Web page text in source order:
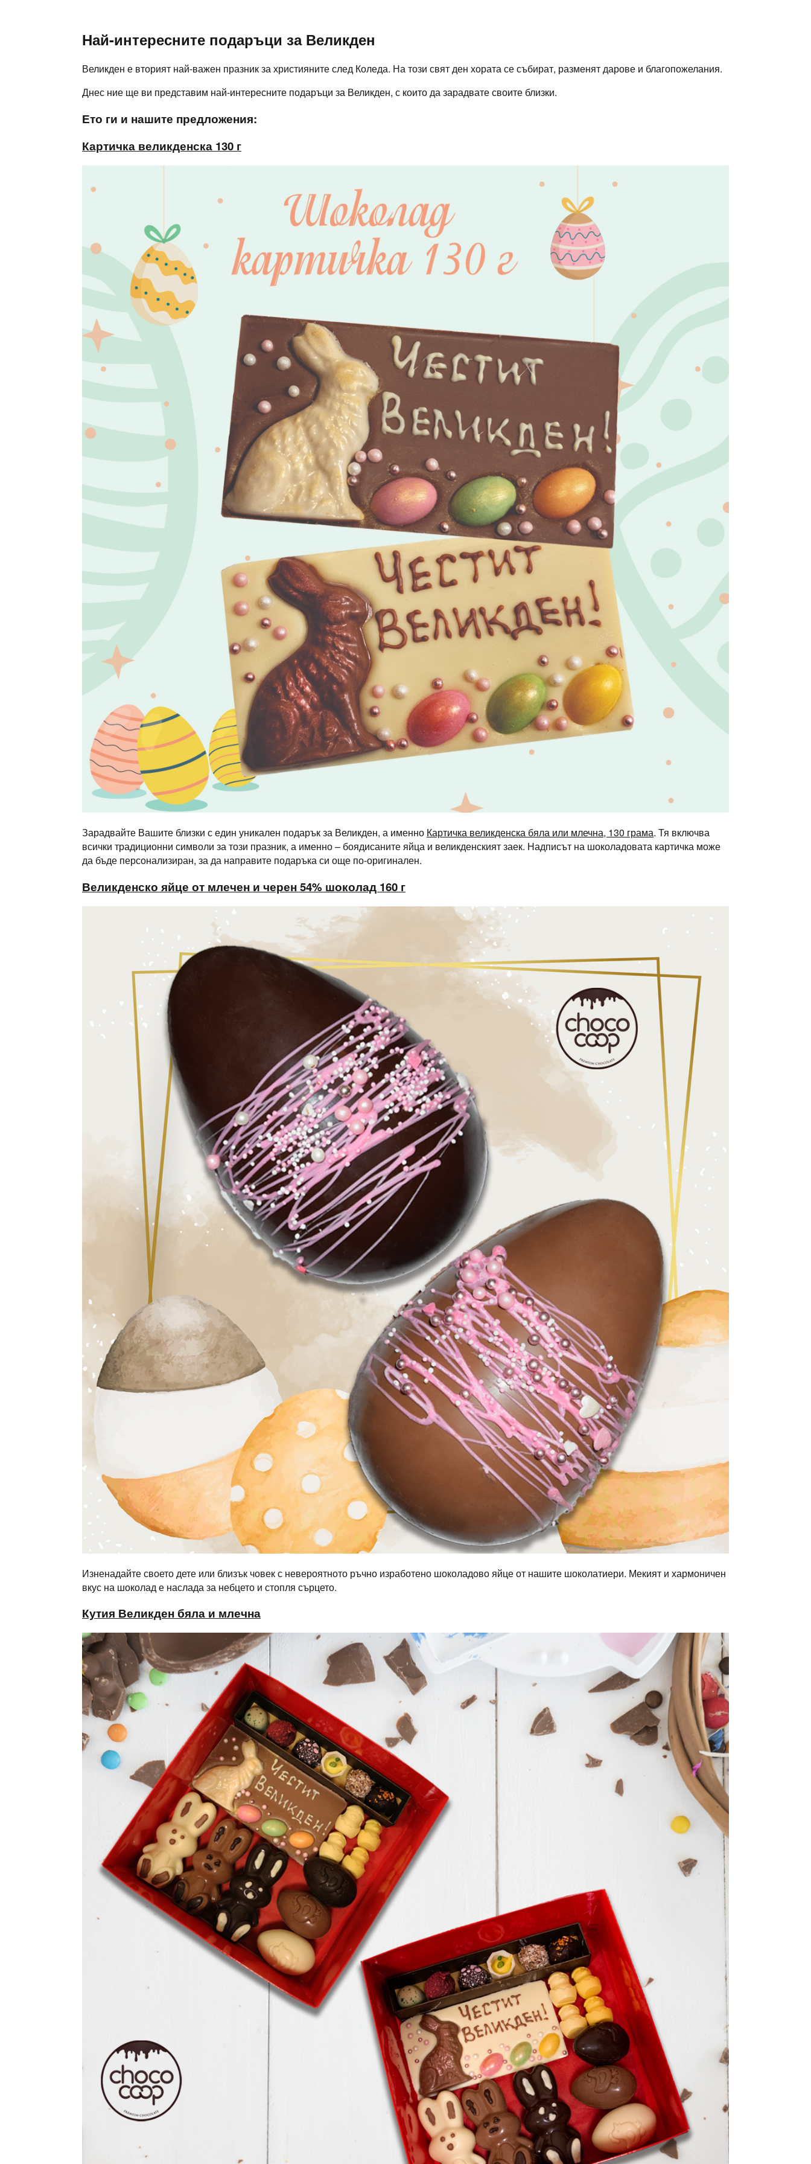
Най-интересните подаръци за Великден
Великден е вторият най-важен празник за християните след Коледа. На този свят ден хората се събират, разменят дарове и благопожелания.
Днес ние ще ви представим най-интересните подаръци за Великден, с които да зарадвате своите близки.
Ето ги и нашите предложения:
Картичка великденска 130 г
Зарадвайте Вашите близки с един уникален подарък за Великден, а именно Картичка великденска бяла или млечна, 130 грама. Тя включва
всички традиционни символи за този празник, а именно – боядисаните яйца и великденският заек. Надписът на шоколадовата картичка може
да бъде персонализиран, за да направите подаръка си още по-оригинален.
Великденско яйце от млечен и черен 54% шоколад 160 г
Изненадайте своето дете или близък човек с невероятното ръчно изработено шоколадово яйце от нашите шоколатиери. Мекият и хармоничен
вкус на шоколад е наслада за небцето и стопля сърцето.
Кутия Великден бяла и млечна